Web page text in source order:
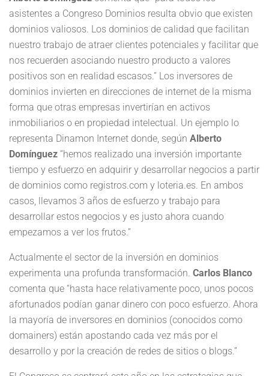
asistentes a Congreso Dominios resulta obvio que existen
dominios valiosos. Los dominios de calidad que facilitan
nuestro trabajo de atraer clientes potenciales y facilitar que
nos recuerden asociando nuestro producto a valores
positivos son en realidad escasos.” Los inversores de
dominios invierten en direcciones de internet de la misma
forma que otras empresas invertirían en activos
inmobiliarios o en propiedad intelectual. Un ejemplo lo
representa Dinamon Internet donde, según Alberto
Domínguez “hemos realizado una inversión importante
tiempo y esfuerzo en adquirir y desarrollar negocios a partir
de dominios como registros.com y loteria.es. En ambos
casos, llevamos 3 años de esfuerzo y trabajo para
desarrollar estos negocios y es justo ahora cuando
empezamos a ver los frutos.”
Actualmente el sector de la inversión en dominios
experimenta una profunda transformación. Carlos Blanco
comenta que “hasta hace relativamente poco, unos pocos
afortunados podían ganar dinero con poco esfuerzo. Ahora
la mayoría de inversores en dominios (conocidos como
domainers) están apostando cada vez más por el
desarrollo y por la creación de redes de sitios o blogs.”